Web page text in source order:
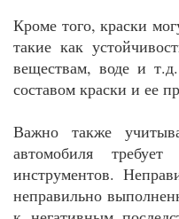
Кроме того, краски
такие как
веществам, воде и
составом краски и ее
Важно также
автомобиля
инструментов.
неправильно